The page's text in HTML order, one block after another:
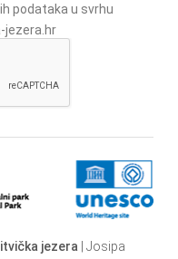
podataka u svrhu
jezera.hr
jezera | Josipa